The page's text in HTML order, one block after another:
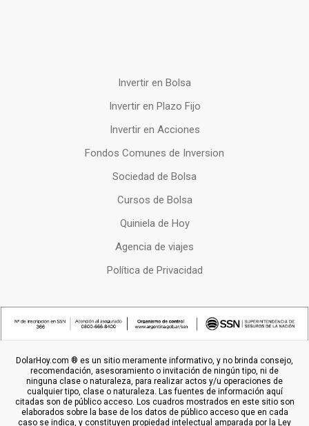
Invertir en Bolsa
Invertir en Plazo Fijo
Invertir en Acciones
Fondos Comunes de Inversion
Sociedad de Bolsa
Cursos de Bolsa
Quiniela de Hoy
Agencia de viajes
Política de Privacidad
DolarHoy.com ® es un sitio meramente informativo, y no brinda consejo,
recomendación, asesoramiento o invitación de ningún tipo, ni de
ninguna clase o naturaleza, para realizar actos y/u operaciones de
cualquier tipo, clase o naturaleza. Las fuentes de información aquí
citadas son de público acceso. Los cuadros mostrados en este sitio son
elaborados sobre la base de los datos de público acceso que en cada
caso se indica, y constituyen propiedad intelectual amparada por la Ley